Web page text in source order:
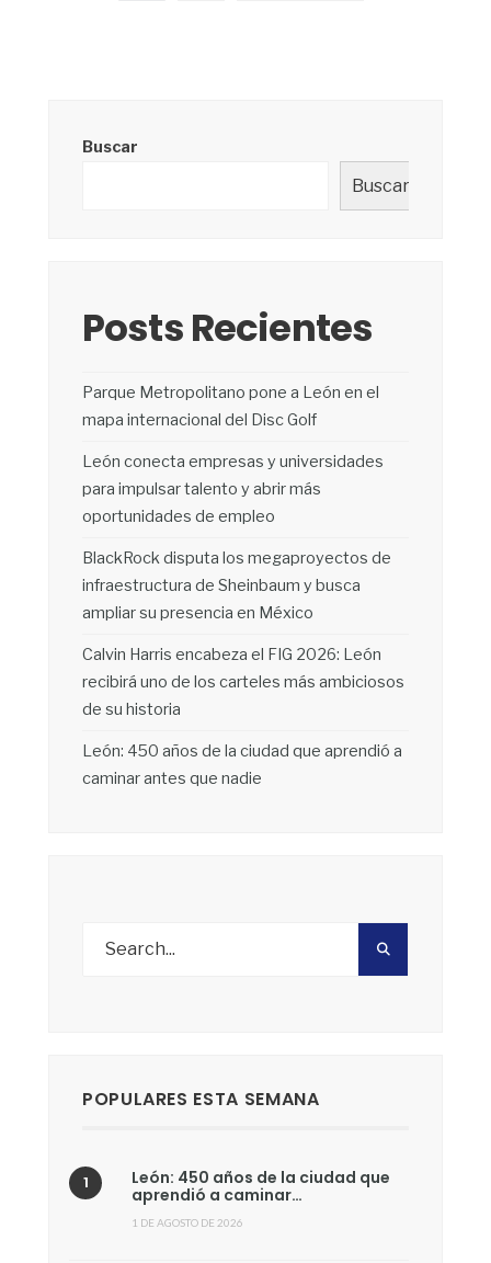
Buscar
Buscar
Posts Recientes
Parque Metropolitano pone a León en el
mapa internacional del Disc Golf
León conecta empresas y universidades
para impulsar talento y abrir más
oportunidades de empleo
BlackRock disputa los megaproyectos de
infraestructura de Sheinbaum y busca
ampliar su presencia en México
Calvin Harris encabeza el FIG 2026: León
recibirá uno de los carteles más ambiciosos
de su historia
León: 450 años de la ciudad que aprendió a
caminar antes que nadie
POPULARES ESTA SEMANA
León: 450 años de la ciudad que
aprendió a caminar…
1 DE AGOSTO DE 2026